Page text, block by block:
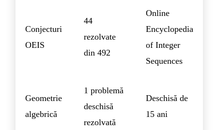
Conjecturi
OEIS
44
rezolvate
din 492
Online
Encyclopedia
of Integer
Sequences
Geometrie
algebrică
1 problemă
deschisă
rezolvată
Deschisă de
15 ani